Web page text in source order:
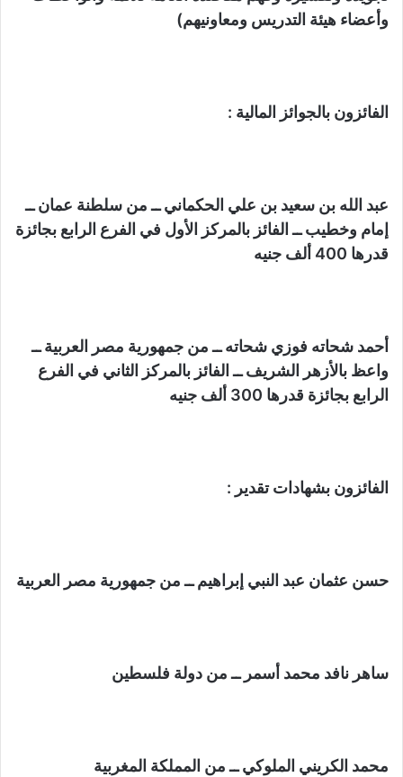
وأعضاء هيئة التدريس ومعاونيهم)
الفائزون بالجوائز المالية :
عبد الله بن سعيد بن علي الحكماني ــ من سلطنة عمان ــ
إمام وخطيب ــ الفائز بالمركز الأول في الفرع الرابع بجائزة
قدرها 400 ألف جنيه
أحمد شحاته فوزي شحاته ــ من جمهورية مصر العربية ــ
واعظ بالأزهر الشريف ــ الفائز بالمركز الثاني في الفرع
الرابع بجائزة قدرها 300 ألف جنيه
الفائزون بشهادات تقدير :
حسن عثمان عبد النبي إبراهيم ــ من جمهورية مصر العربية
ساهر نافد محمد أسمر ــ من دولة فلسطين
محمد الكريني الملوكي ــ من المملكة المغربية